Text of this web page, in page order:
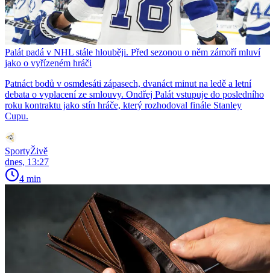
Palát padá v NHL stále hlouběji. Před sezonou o něm zámoří mluví
jako o vyřízeném hráči
Patnáct bodů v osmdesáti zápasech, dvanáct minut na ledě a letní
debata o vyplacení ze smlouvy. Ondřej Palát vstupuje do posledního
roku kontraktu jako stín hráče, který rozhodoval finále Stanley
Cupu.
SportyŽivě
dnes, 13:27
4 min